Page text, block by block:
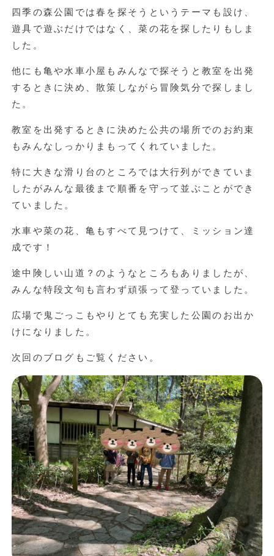
四季の森公園では春を探そうというテーマも設け、
遊具で遊ぶだけではなく、菜の花を探したりもしま
した。
他にも亀や水車小屋もみんなで探そうと教室を出発
するときに決め、散策しながら冒険気分で探しまし
た。
教室を出発するときに決めた公共の場所でのお約束
もみんなしっかりまもってくれていました。
特に大きな滑り台のところでは大行列ができていま
したがみんな最後まで順番を守って並ぶことができ
ていました。
水車や菜の花、亀もすべて見つけて、ミッション達
成です！
途中険しい山道？のようなところもありましたが、
みんな特段文句も言わず頑張って登っていました。
広場で鬼ごっこもやりとても充実した公園のお出か
けになりました。
次回のブログもご覧ください。